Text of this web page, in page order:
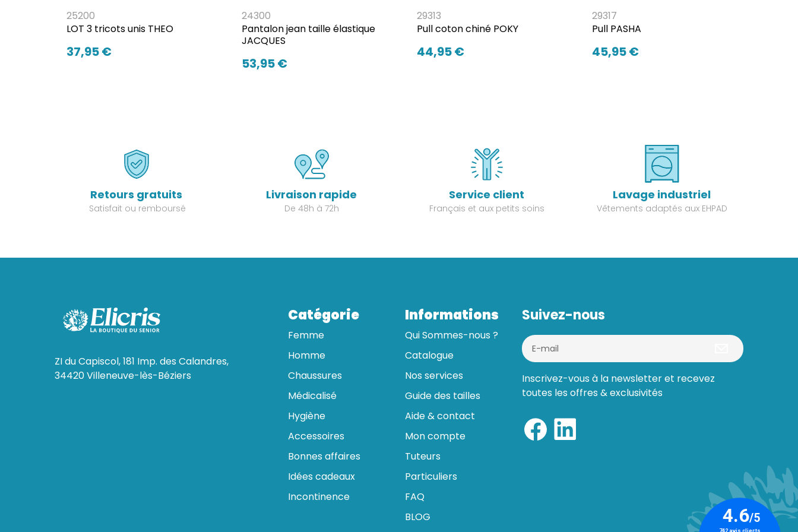
25200
LOT 3 tricots unis THEO
37,95 €
24300
Pantalon jean taille élastique
JACQUES
53,95 €
29313
Pull coton chiné POKY
44,95 €
29317
Pull PASHA
45,95 €
Retours gratuits
Satisfait ou remboursé
Livraison rapide
De 48h à 72h
Service client
Français et aux petits soins
Lavage industriel
Vêtements adaptés aux EHPAD
ZI du Capiscol, 181 Imp. des Calandres,
34420 Villeneuve-lès-Béziers
Catégorie
Femme
Homme
Chaussures
Médicalisé
Hygiène
Accessoires
Bonnes affaires
Idées cadeaux
Incontinence
Informations
Qui Sommes-nous ?
Catalogue
Nos services
Guide des tailles
Aide & contact
Mon compte
Tuteurs
Particuliers
FAQ
BLOG
Suivez-nous
Inscrivez-vous à la newsletter et recevez
toutes les offres & exclusivités